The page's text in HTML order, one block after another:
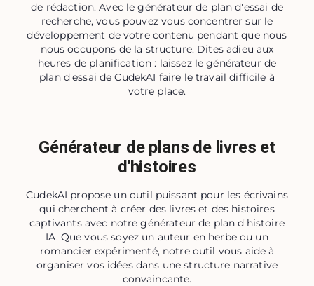
de rédaction. Avec le générateur de plan d'essai de
recherche, vous pouvez vous concentrer sur le
développement de votre contenu pendant que nous
nous occupons de la structure. Dites adieu aux
heures de planification : laissez le générateur de
plan d'essai de CudekAI faire le travail difficile à
votre place.
Générateur de plans de livres et
d'histoires
CudekAI propose un outil puissant pour les écrivains
qui cherchent à créer des livres et des histoires
captivants avec notre générateur de plan d'histoire
IA. Que vous soyez un auteur en herbe ou un
romancier expérimenté, notre outil vous aide à
organiser vos idées dans une structure narrative
convaincante.